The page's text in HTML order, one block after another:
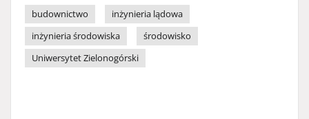
budownictwo
inżynieria lądowa
inżynieria środowiska
środowisko
Uniwersytet Zielonogórski